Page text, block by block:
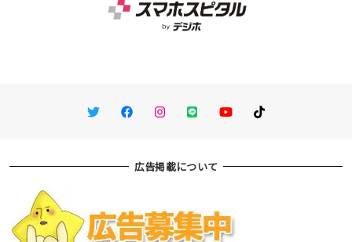
TwitterFacebookInstagram
LINE You TubeTikTok
広告掲載について